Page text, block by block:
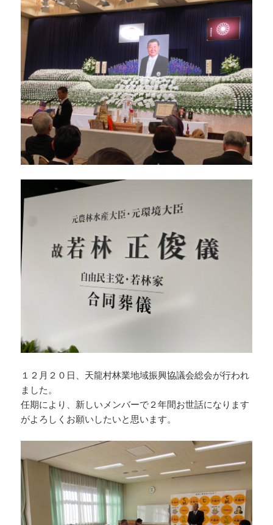
１２月２０日、天龍村林業地域振興協議会総会が行われ
ました。
任期により、新しいメンバーで２年間お世話になります
がよろしくお願いしたいと思います。